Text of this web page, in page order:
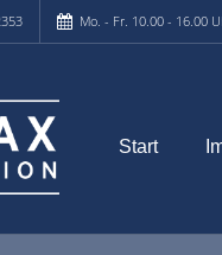
Mo. - Fr. 10.00 - 16.00
Start